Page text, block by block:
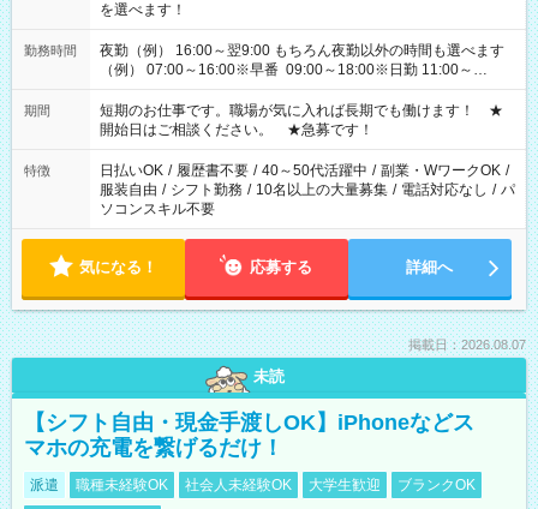
を選べます！
勤務時間
夜勤（例） 16:00～翌9:00 もちろん夜勤以外の時間も選べます
（例） 07:00～16:00※早番 09:00～18:00※日勤 11:00～
20:00※遅番 ※時間は、固定・選べる施設もあるので、ご希望が
あれば調整できます！ ※シフト制。勤務地により実働時間が異
なります。★家庭の都合でお休みが必要な場合も遠慮なくご相
談ください。
期間
短期のお仕事です。職場が気に入れば長期でも働けます！ ★
開始日はご相談ください。 ★急募です！
特徴 日払いOK / 履歴書不要 / 40～50代活躍中 / 副業・WワークOK /
服装自由 / シフト勤務 / 10名以上の大量募集 / 電話対応なし / パ
ソコンスキル不要
気になる！ 応募する 詳細へ
掲載日：2026.08.07
未読
【シフト自由・現金手渡しOK】iPhoneなどス
マホの充電を繋げるだけ！
派遣 職種未経験OK 社会人未経験OK 大学生歓迎
ブランクOK